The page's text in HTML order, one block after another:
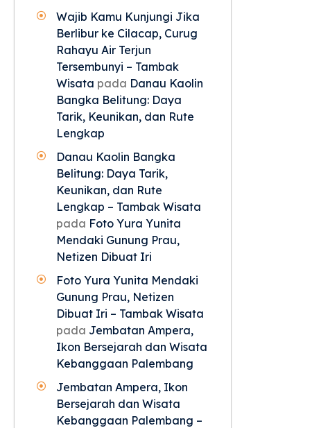
Wajib Kamu Kunjungi Jika
Berlibur ke Cilacap, Curug
Rahayu Air Terjun
Tersembunyi – Tambak
Wisata pada Danau Kaolin
Bangka Belitung: Daya
Tarik, Keunikan, dan Rute
Lengkap
Danau Kaolin Bangka
Belitung: Daya Tarik,
Keunikan, dan Rute
Lengkap – Tambak Wisata
pada Foto Yura Yunita
Mendaki Gunung Prau,
Netizen Dibuat Iri
Foto Yura Yunita Mendaki
Gunung Prau, Netizen
Dibuat Iri – Tambak Wisata
pada Jembatan Ampera,
Ikon Bersejarah dan Wisata
Kebanggaan Palembang
Jembatan Ampera, Ikon
Bersejarah dan Wisata
Kebanggaan Palembang –